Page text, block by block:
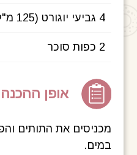
4 גביעי יוגורט (125 מ"ל)
2 כפות סוכר
אופן ההכנה
מכניסים את התותים
במים.